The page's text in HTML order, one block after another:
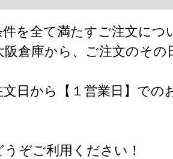
を全て満たすご注文につ
阪倉庫から、ご注文のそ
日から【１営業日】での
ぞご利用ください！